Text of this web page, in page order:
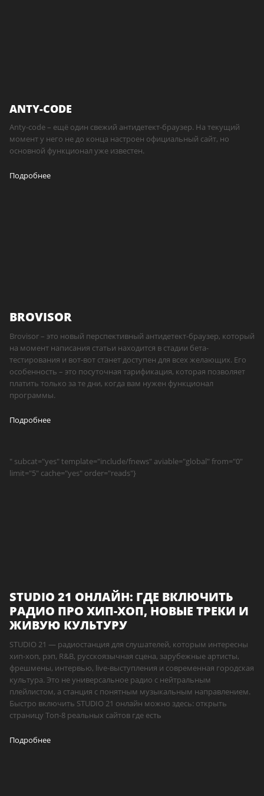
ANTY-CODE
Anty-code – ещё один свежий антидетект-браузер. На текущий
момент у него не до конца настроен официальный сайт, но
основной функционал уже известен.
Подробнее
BROVISOR
Brovisor – это новый перспективный антидетект-браузер, который
на момент написания статьи находится в стадии бета-
тестирования и вот-вот станет доступен для всех желающих. Его
особенность – это посуточная тарификация, которая позволяет
платить только за те дни, когда вам нужен функционал
программы.
Подробнее
" subcat="yes" template="include/fnews" aviable="global" from="0"
limit="5" cache="yes" order="reads"}
STUDIO 21 ОНЛАЙН: ГДЕ ВКЛЮЧИТЬ
РАДИО ПРО ХИП-ХОП, НОВЫЕ ТРЕКИ И
ЖИВУЮ КУЛЬТУРУ
STUDIO 21 — радиостанция для слушателей, которым интересны
хип-хоп, рэп, R&B, русскоязычная сцена, зарубежные артисты,
фрешмены, интервью, live-выступления и современная городская
культура. Это не универсальное радио с нейтральным
плейлистом, а станция с понятным музыкальным направлением.
Быстро включить STUDIO 21 онлайн можно здесь: открыть
страницу Топ-8 реальных сайтов где есть
Подробнее